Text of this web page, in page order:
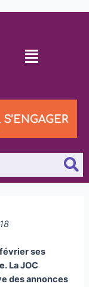
ses
La JOC
des annonces